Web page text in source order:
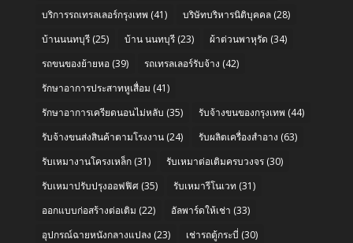
บริการรถเทรลเลอร์กรุงเทพ (41) บริษัทบริหารนิติบุคคล(28)
บ้านนนทบุรี(25) บ้าน นนทบุรี(23) ผ้าต่วนพาหุรัด (34)
รถขนของย้ายหอ(39) รถเทรลเลอร์รับจ้าง (42)
รักษาอาการประสาทหูเสื่อม (41)
รักษาอาการเครียดนอนไม่หลับ (35) รับจ้างขนของกรุงเทพ (44)
รับจ้างขนส่งสินค้าตามโรงงาน(24) รับผลิตเครื่องสำอาง (63)
รับเหมางานโครงเหล็ก(31) รับเหมาต่อเติมครบวงจร(30)
รับเหมาปรับปรุงออฟฟิศ(35) รับเหมารีโนเวท (31)
ออกแบบก่อสร้างต่อเติม (22) อัลพาร์ดให้เช่า (33)
อุปกรณ์ฉายหนังกลางแปลง (23) เช่ารถตู้กระบี่ (30)